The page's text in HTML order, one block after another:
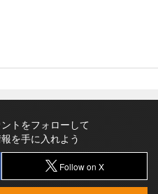
トをフォローして
を手に入れよう
Follow on X